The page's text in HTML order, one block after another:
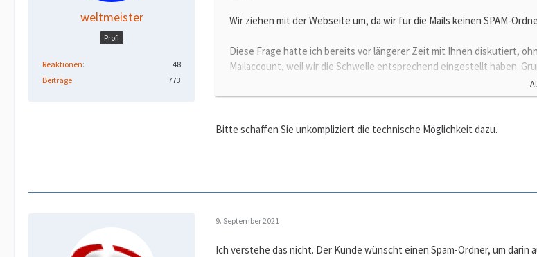
weltmeister
Profi
Reaktionen
48
Beiträge
773
Wir ziehen mit der Webseite um, da wir für die Mails keinen SPAM-
Diese Frage hatte ich bereits vor längerer Zeit mit Ihnen diskutiert,
Mailaccount, weil wir die Schwelle entsprechend eingestellt haben.
Ihrem System ohne Spamordner erfahren wir das ja nicht, wird der
Spamordners identifizieren kann.
Bitte schaffen Sie unkompliziert die technische Möglichkeit dazu.
9. September 2021
Ich verstehe das nicht. Der Kunde wünscht einen Spam-Ordner, um